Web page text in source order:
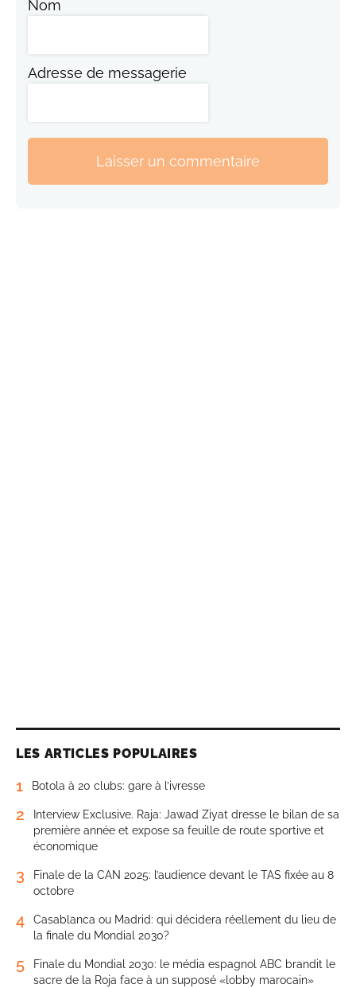
Nom
Adresse de messagerie
Laisser un commentaire
LES ARTICLES POPULAIRES
1 Botola à 20 clubs: gare à l’ivresse
2
Interview Exclusive. Raja: Jawad Ziyat dresse le bilan de sa
première année et expose sa feuille de route sportive et
économique
3
Finale de la CAN 2025: l’audience devant le TAS fixée au 8
octobre
4
Casablanca ou Madrid: qui décidera réellement du lieu de
la finale du Mondial 2030?
5
Finale du Mondial 2030: le média espagnol ABC brandit le
sacre de la Roja face à un supposé «lobby marocain»